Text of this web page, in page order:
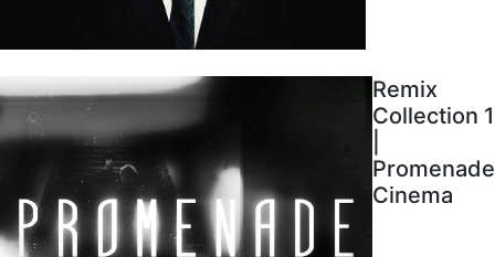
Remix
Collection 1
Promenade
Cinema